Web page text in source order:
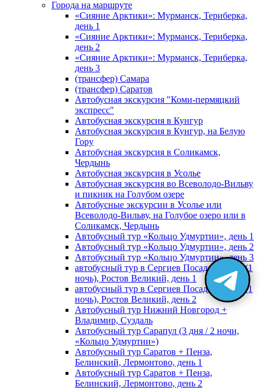
Города на маршруте
«Сияние Арктики»: Мурманск, Териберка,
день 1
«Сияние Арктики»: Мурманск, Териберка,
день 2
«Сияние Арктики»: Мурманск, Териберка,
день 3
(трансфер) Самара
(трансфер) Саратов
Автобусная экскурсия "Коми-пермяцкий
экспресс"
Автобусная экскурсия в Кунгур
Автобусная экскурсия в Кунгур, на Белую
Гору
Автобусная экскурсия в Соликамск,
Чердынь
Автобусная экскурсия в Усолье
Автобусная экскурсия во Всеволодо-Вильву
и пикник на Голубом озере
Автобусные экскурсии в Усолье или
Всеволодо-Вильву, на Голубое озеро или в
Соликамск, Чердынь
Автобусный тур «Кольцо Удмуртии», день 1
Автобусный тур «Кольцо Удмуртии», день 2
Автобусный тур «Кольцо Удмуртии», день 3
автобусный тур в Сергиев Посад, Москву (1
ночь), Ростов Великий, день 1
автобусный тур в Сергиев Посад, Москву (1
ночь), Ростов Великий, день 2
Автобусный тур Нижний Новгород +
Владимир, Суздаль
Автобусный тур Сарапул (3 дня / 2 ночи,
«Кольцо Удмуртии»)
Автобусный тур Саратов + Пенза,
Белинский, Лермонтово, день 1
Автобусный тур Саратов + Пенза,
Белинский, Лермонтово, день 2